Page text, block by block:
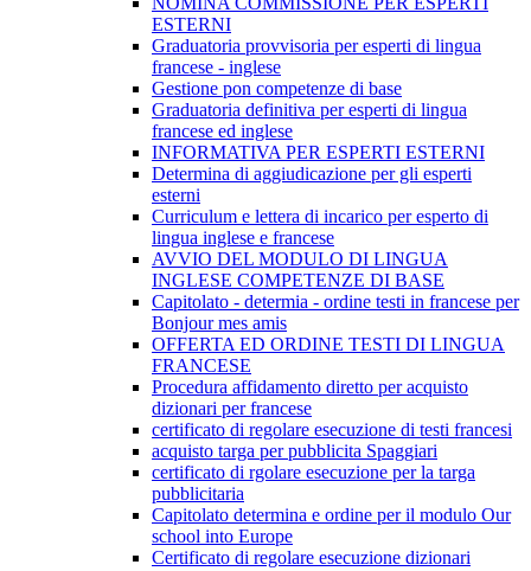
ESTERNI
Graduatoria provvisoria per esperti di lingua
francese - inglese
Gestione pon competenze di base
Graduatoria definitiva per esperti di lingua
francese ed inglese
INFORMATIVA PER ESPERTI ESTERNI
Determina di aggiudicazione per gli esperti
esterni
Curriculum e lettera di incarico per esperto di
lingua inglese e francese
AVVIO DEL MODULO DI LINGUA
INGLESE COMPETENZE DI BASE
Capitolato - determia - ordine testi in francese per
Bonjour mes amis
OFFERTA ED ORDINE TESTI DI LINGUA
FRANCESE
Procedura affidamento diretto per acquisto
dizionari per francese
certificato di regolare esecuzione di testi francesi
acquisto targa per pubblicita Spaggiari
certificato di rgolare esecuzione per la targa
pubblicitaria
Capitolato determina e ordine per il modulo Our
school into Europe
Certificato di regolare esecuzione dizionari